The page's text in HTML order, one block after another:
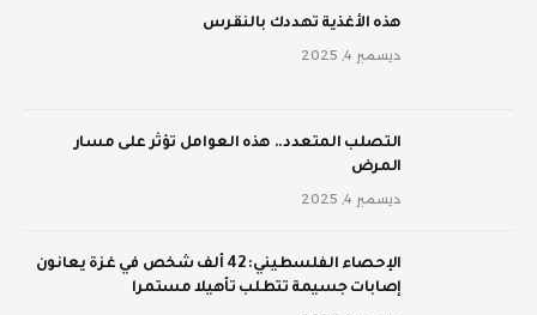
‫هذه الأغذية تهددك بالنقرس
ديسمبر 4, 2025
‫التصلب المتعدد.. هذه العوامل تؤثر على مسار
المرض
ديسمبر 4, 2025
الإحصاء الفلسطيني: 42 ألف شخص في غزة يعانون
إصابات جسيمة تتطلب تأهيلا مستمرا